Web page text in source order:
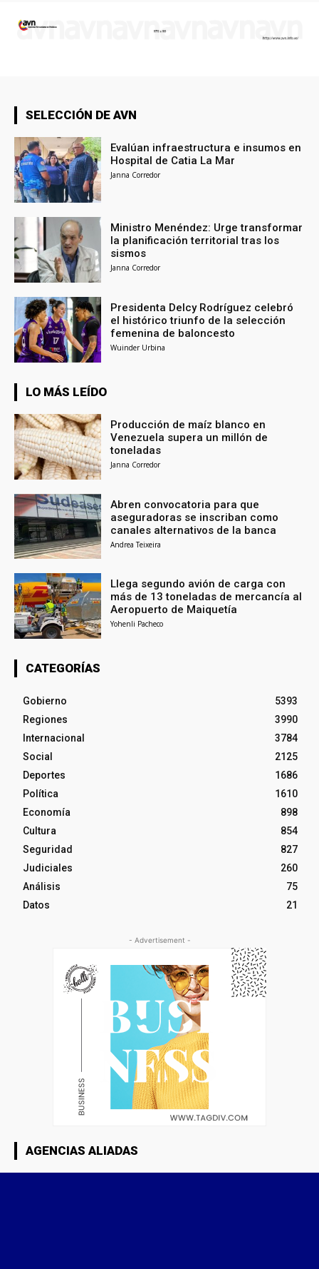
SELECCIÓN DE AVN
Evalúan infraestructura e insumos en
Hospital de Catia La Mar
Janna Corredor
Ministro Menéndez: Urge transformar
la planificación territorial tras los
sismos
Janna Corredor
Presidenta Delcy Rodríguez celebró
el histórico triunfo de la selección
femenina de baloncesto
Wuinder Urbina
LO MÁS LEÍDO
Producción de maíz blanco en
Venezuela supera un millón de
toneladas
Janna Corredor
Abren convocatoria para que
aseguradoras se inscriban como
canales alternativos de la banca
Andrea Teixeira
Llega segundo avión de carga con
más de 13 toneladas de mercancía al
Aeropuerto de Maiquetía
Yohenli Pacheco
CATEGORÍAS
Gobierno
5393
Regiones
3990
Internacional
3784
Social
2125
Deportes
1686
Política
1610
Economía
898
Cultura
854
Seguridad
827
Judiciales
260
Análisis
75
Datos
21
- Advertisement -
AGENCIAS ALIADAS